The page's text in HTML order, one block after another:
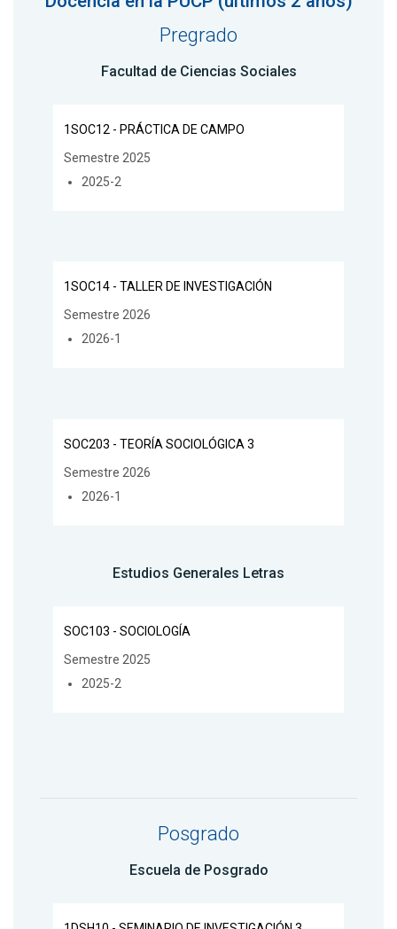
Pregrado
Facultad de Ciencias Sociales
1SOC12 - PRÁCTICA DE CAMPO
Semestre 2025
2025-2
1SOC14 - TALLER DE INVESTIGACIÓN
Semestre 2026
2026-1
SOC203 - TEORÍA SOCIOLÓGICA 3
Semestre 2026
2026-1
Estudios Generales Letras
SOC103 - SOCIOLOGÍA
Semestre 2025
2025-2
Posgrado
Escuela de Posgrado